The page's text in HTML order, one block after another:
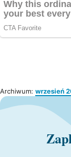
Archiwum: wrzesień